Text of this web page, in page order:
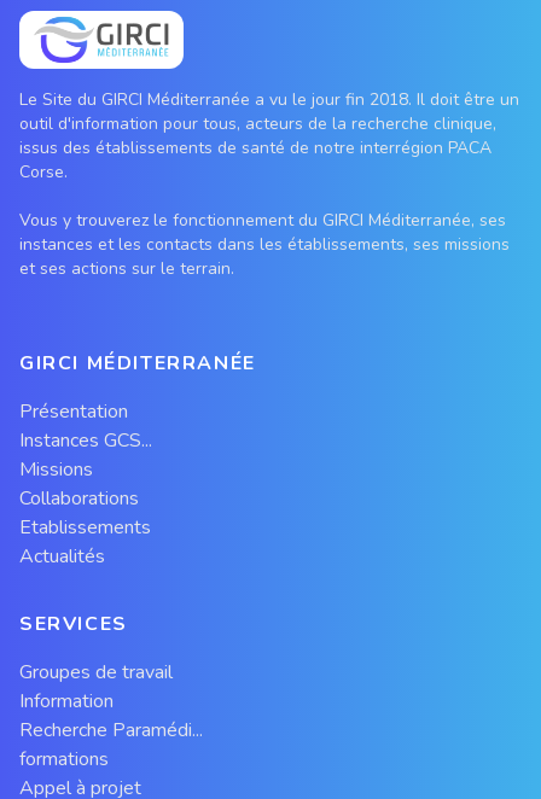
Le Site du GIRCI Méditerranée a vu le jour fin 2018. Il doit être un
outil d'information pour tous, acteurs de la recherche clinique,
issus des établissements de santé de notre interrégion PACA
Corse.
Vous y trouverez le fonctionnement du GIRCI Méditerranée, ses
instances et les contacts dans les établissements, ses missions
et ses actions sur le terrain.
GIRCI MÉDITERRANÉE
Présentation
Instances GCS...
Missions
Collaborations
Etablissements
Actualités
SERVICES
Groupes de travail
Information
Recherche Paramédi...
formations
Appel à projet